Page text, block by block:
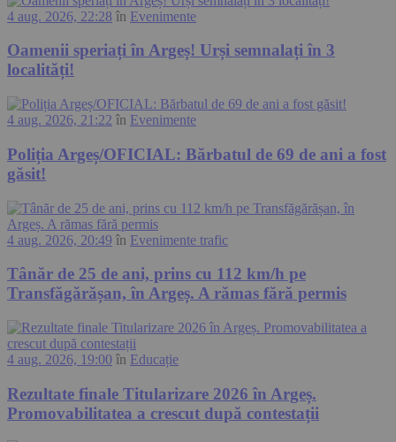
4 aug. 2026, 22:28 în Evenimente
Oamenii speriați în Argeș! Urși semnalați în 3
localități!
4 aug. 2026, 21:22 în Evenimente
Poliția Argeș/OFICIAL: Bărbatul de 69 de ani a fost
găsit!
4 aug. 2026, 20:49 în Evenimente trafic
Tânăr de 25 de ani, prins cu 112 km/h pe
Transfăgărășan, în Argeș. A rămas fără permis
4 aug. 2026, 19:00 în Educație
Rezultate finale Titularizare 2026 în Argeș.
Promovabilitatea a crescut după contestații